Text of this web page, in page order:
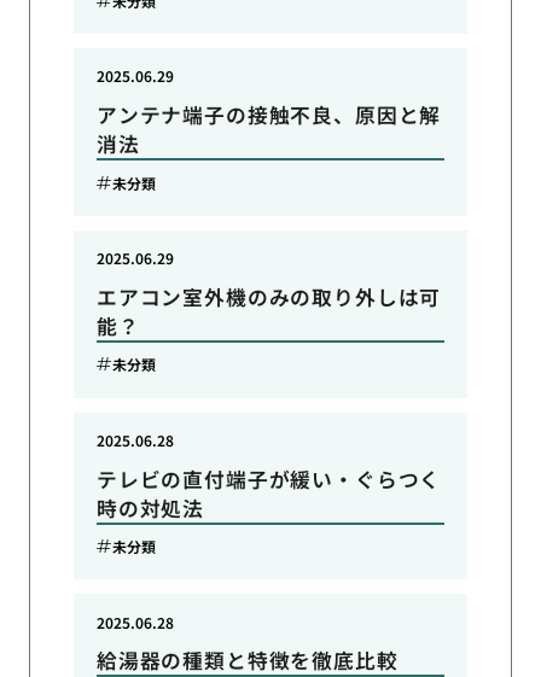
アンテナ端子の接触不良、原因と解
消法
2025.06.29
未分類
エアコン室外機のみの取り外しは可
能？
2025.06.29
未分類
テレビの直付端子が緩い・ぐらつく
時の対処法
2025.06.28
未分類
給湯器の種類と特徴を徹底比較
2025.06.28